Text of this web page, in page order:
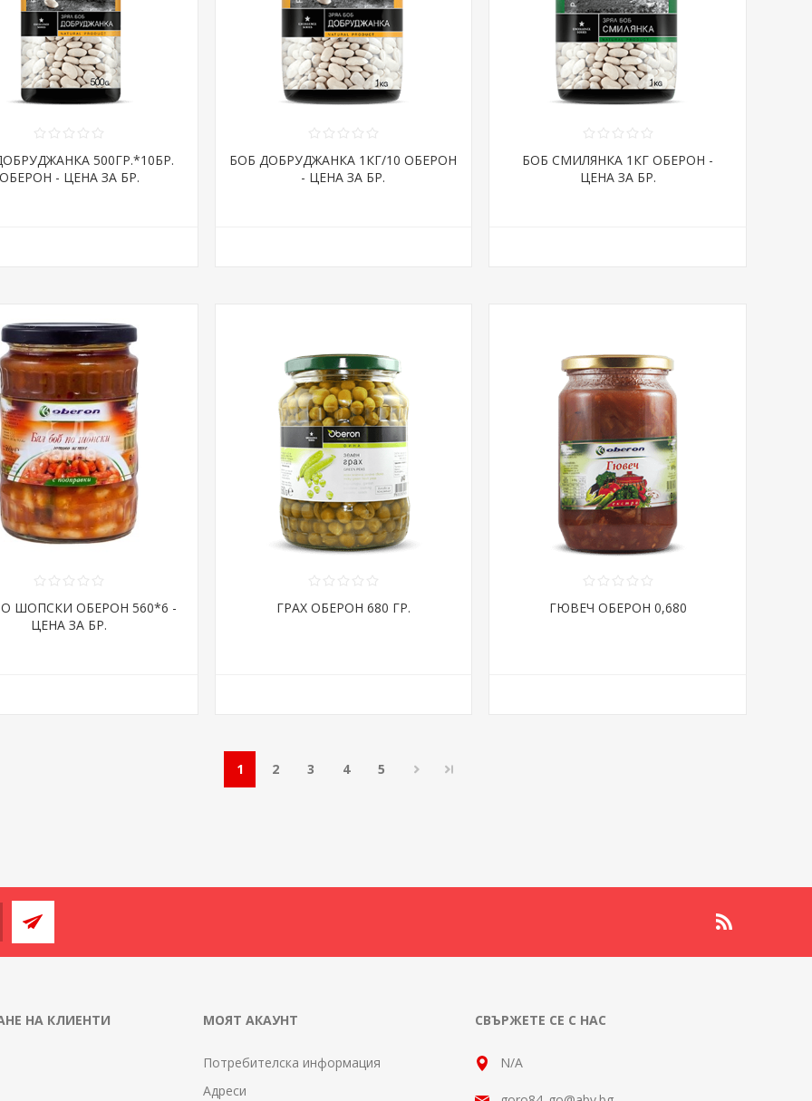
500ГР.*10БР.
- ЦЕНА ЗА БР.
БОБ ДОБРУДЖАНКА 1КГ/10 ОБЕРОН
- ЦЕНА ЗА БР.
БОБ СМИЛЯНКА 1КГ ОБЕРОН -
ЦЕНА ЗА БР.
ШОПСКИ ОБЕРОН 560*6 -
ЦЕНА ЗА БР.
ГРАХ ОБЕРОН 680 ГР. ГЮВЕЧ ОБЕРОН 0,680
1 2 3 4 5
НА КЛИЕНТИ МОЯТ АКАУНТ
Потребителска информация
Адреси
СВЪРЖЕТЕ СЕ С НАС
N/A